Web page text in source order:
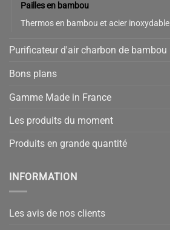
Pailles en bambou
Thermos en bambou et acier inoxydable
Purificateur d'air charbon de bambou
Bons plans
Gamme Made in France
Les produits du moment
Produits en grande quantité
INFORMATION
Les avis de nos clients